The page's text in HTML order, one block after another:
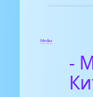
Мифы
-